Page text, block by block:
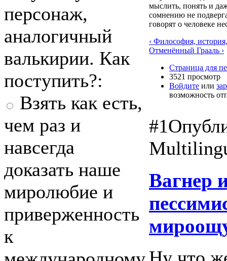
персонаж,
аналогичный
валькирии. Как
поступить?:
Взять как есть,
чем раз и
навсегда
доказать наше
миролюбие и
приверженность
к
мыслить, понять и
сомнению не
говорят о человеке
‹ Философия,
Отменённый Грааль ›
Страница для
3521 просмотр
Войдите или
возможность
#1
Вагнер